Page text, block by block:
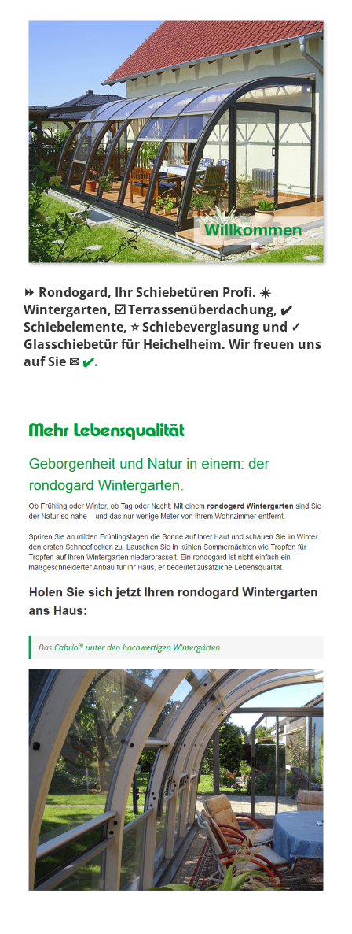
⏩ Rondogard, Ihr Schiebetüren Profi. ☀️
Wintergarten, ☑️ Terrassenüberdachung, ✔️
Schiebelemente, ⭐ Schiebeverglasung und ✓
Glasschiebetür für Heichelheim. Wir freuen uns
auf Sie ✉✔️.